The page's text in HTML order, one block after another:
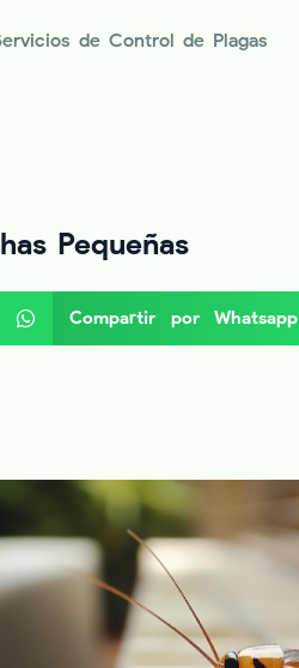
de Control de Plagas
Pequeñas
Compartir por Whatsapp